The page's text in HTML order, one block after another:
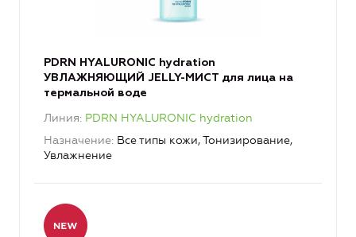
PDRN HYALURONIC hydration
УВЛАЖНЯЮЩИЙ JELLY-МИСТ для лица на
термальной воде
Линия PDRN HYALURONIC hydration
Назначение Все типы кожи, Тонизирование,
Увлажнение